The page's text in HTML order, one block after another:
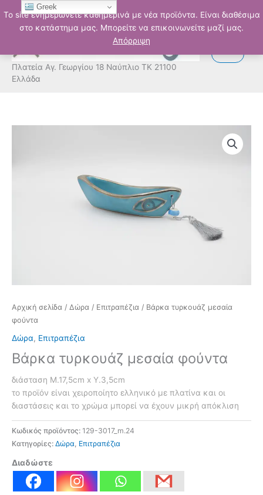
Το site ενημερώνετε καθημερινά με νέα προϊόντα. Είναι διαθέσιμα
στο κατάστημα μας. Μπορείτε να επικοινωνείτε μαζί μας.
Απόρριψη
Μετάβαση
στο
περιεχόμενο
Πλατεία Αγ. Γεωργίου 18 Ναύπλιο ΤΚ 21100
Ελλάδα
Αρχική σελίδα / Δώρα / Επιτραπέζια / Βάρκα τυρκουάζ μεσαία
φούντα
Δώρα, Επιτραπέζια
Βάρκα τυρκουάζ μεσαία φούντα
διάσταση Μ.17,5cm x Υ.3,5cm
το προϊόν είναι χειροποίητο ελληνικό με πλατίνα και οι
διαστάσεις και το χρώμα μπορεί να έχουν μικρή απόκλιση
Κωδικός προϊόντος: 129-3017_m.24
Κατηγορίες: Δώρα, Επιτραπέζια
Διαδώστε
Greek